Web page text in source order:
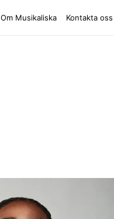
Om Musikaliska Kontakta oss